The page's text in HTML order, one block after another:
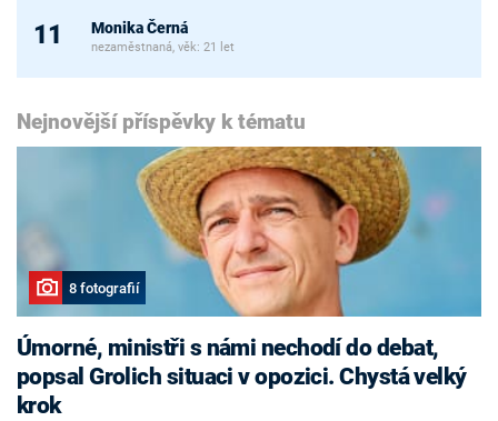
11 Monika Černá
nezaměstnaná, věk: 21 let
Nejnovější příspěvky k tématu
8 fotografií
Úmorné, ministři s námi nechodí do debat,
popsal Grolich situaci v opozici. Chystá velký
krok